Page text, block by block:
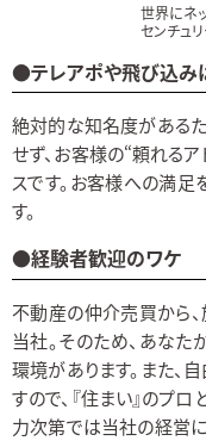
世界にネ
センチュ
●テレアポや飛び込み
絶対的な知名度があるた
せず、お客様の“頼れる
スです。お客様への満
す。
●経験者歓迎のワケ
不動産の仲介売買から
当社。そのため、あな
環境があります。また、
すので、『住まい』のプ
力次第では当社の経営